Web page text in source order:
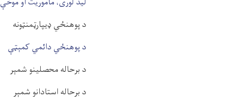
د پوهنځي ډیپارټمنټونه
د پوهنځي دائمي کمېټې
د برحاله محصلینو شمېر
د برحاله استادانو شمېر